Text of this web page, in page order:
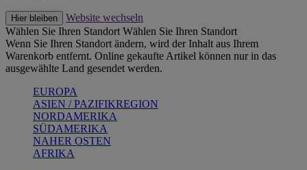
Hier bleiben
Website wechseln
Wählen Sie Ihren Standort Wählen Sie Ihren Standort
Wenn Sie Ihren Standort ändern, wird der Inhalt aus Ihrem
Warenkorb entfernt. Online gekaufte Artikel können nur in das
ausgewählte Land gesendet werden.
EUROPA
ASIEN / PAZIFIKREGION
NORDAMERIKA
SÜDAMERIKA
NAHER OSTEN
AFRIKA